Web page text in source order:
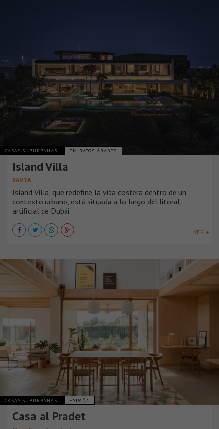
CASAS SUBURBANAS EMIRATOS ÁRABES
Island Villa
SAOTA
Island Villa, que redefine la vida costera dentro de un
contexto urbano, está situada a lo largo del litoral
artificial de Dubái.
VER +
CASAS SUBURBANAS ESPAÑA
Casa al Pradet